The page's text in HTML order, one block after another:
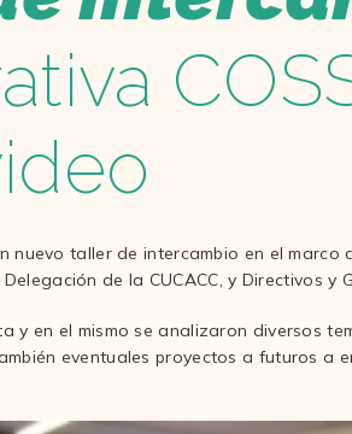
nuevo taller de intercambio en el
de la CUCACC, y Directivos y
y en el mismo se analizaron diversos
eventuales proyectos a futuros a